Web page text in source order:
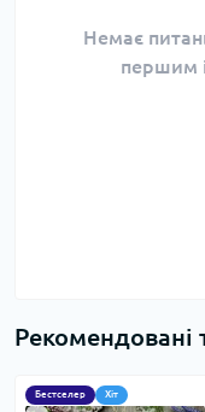
Немає
першим
Рекомендовані
Бестселер Хіт